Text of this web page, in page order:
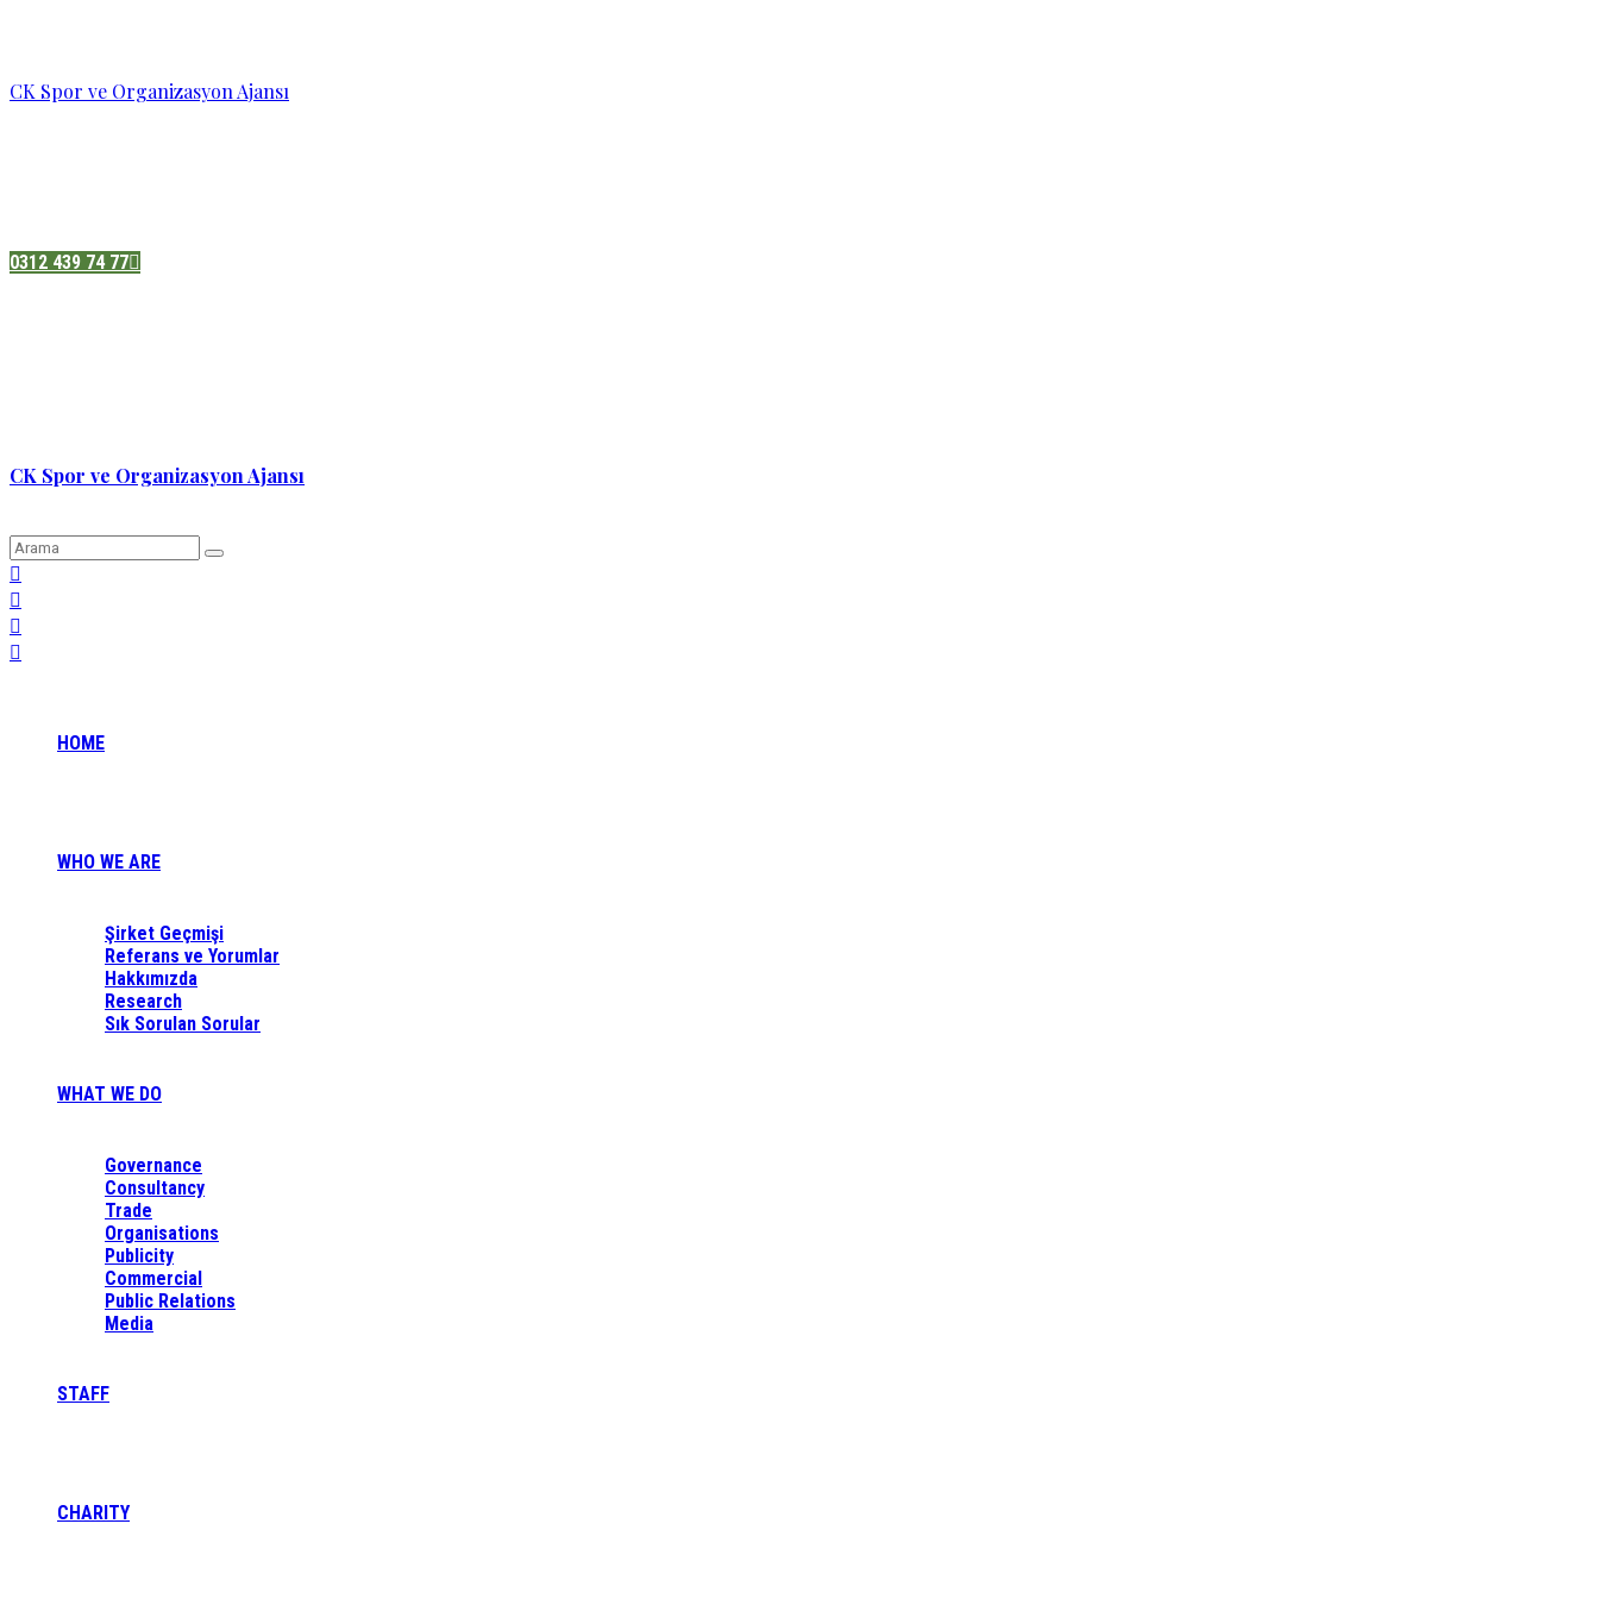
CK Spor ve Organizasyon Ajansı
0312 439 74 77
CK Spor ve Organizasyon Ajansı
HOME
WHO WE ARE
Şirket Geçmişi
Referans ve Yorumlar
Hakkımızda
Research
Sık Sorulan Sorular
WHAT WE DO
Governance
Consultancy
Trade
Organisations
Publicity
Commercial
Public Relations
Media
STAFF
CHARITY